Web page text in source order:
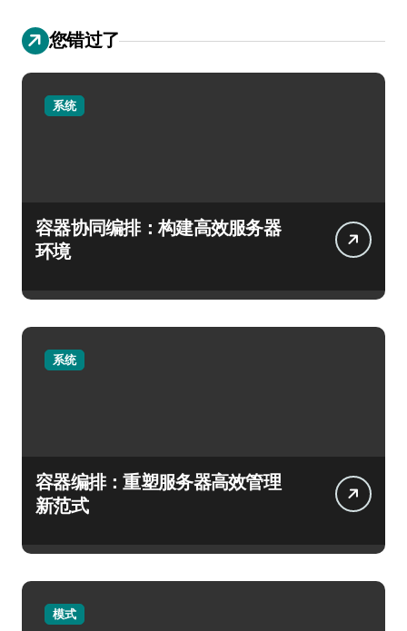
您错过了
系统
容器协同编排：构建高效服务器
环境
系统
容器编排：重塑服务器高效管理
新范式
模式